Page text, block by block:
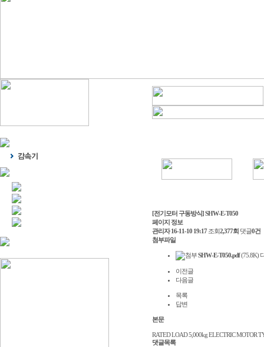
[전기모터 구동방식] SHW-E-T050
페이지 정보
관리자 16-11-10 19:17조회2,377회 댓글0건
첨부파일
SHW-E-T050.pdf(75.8K)
이전글
다음글
목록
답변
본문
RATED LOAD 5,000kg ELECTRIC MOTOR
댓글목록